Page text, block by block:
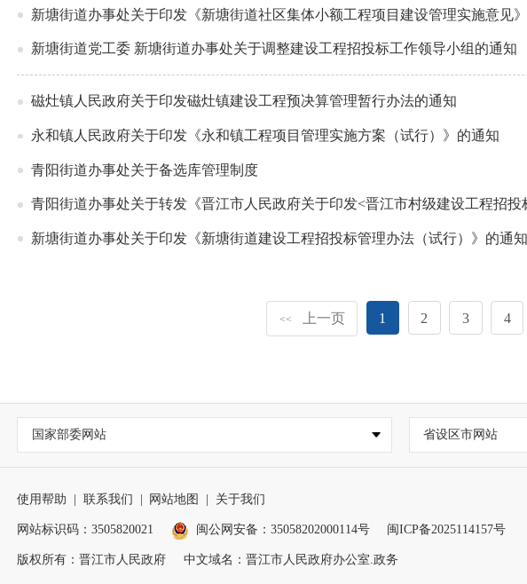
新塘街道办事处关于印发《新塘街道社区集体小额工程项目建设管理实施意见
新塘街道党工委 新塘街道办事处关于调整建设工程招投标工作领导小组的通知
磁灶镇人民政府关于印发磁灶镇建设工程预决算管理暂行办法的通知
永和镇人民政府关于印发《永和镇工程项目管理实施方案（试行）》的通知
青阳街道办事处关于备选库管理制度
青阳街道办事处关于转发《晋江市人民政府关于印发<晋江市村级建设工程招
新塘街道办事处关于印发《新塘街道建设工程招投标管理办法（试行）》的通知
<< 上一页 1 2 3 4
国家部委网站 省设区市网站
使用帮助 联系我们 网站地图 关于我们
网站标识码：3505820021 闽公网安备：35058202000114号 闽ICP备2025114157号
版权所有：晋江市人民政府 中文域名：晋江市人民政府办公室.政务